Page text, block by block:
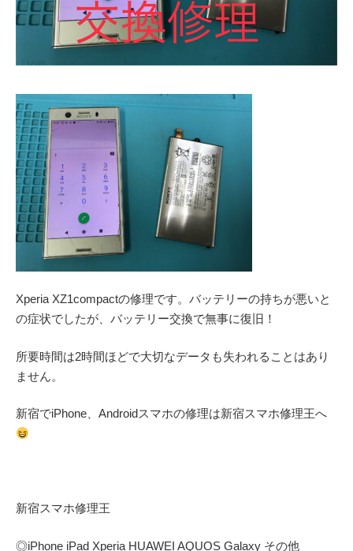
Xperia XZ1compactの修理です。バッテリーの持ちが悪いと
の症状でしたが、バッテリー交換で無事に復旧！
所要時間は2時間ほどで大切なデータも失われることはあり
ません。
新宿でiPhone、Androidスマホの修理は新宿スマホ修理王へ
新宿スマホ修理王
◎iPhone iPad Xperia HUAWEI AQUOS Galaxy その他